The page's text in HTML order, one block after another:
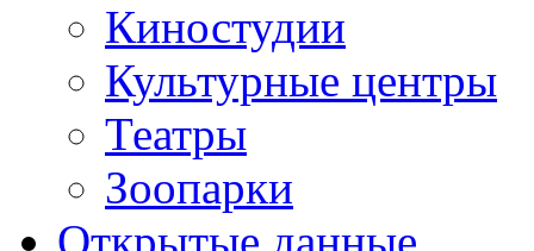
Киностудии
Культурные центры
Театры
Зоопарки